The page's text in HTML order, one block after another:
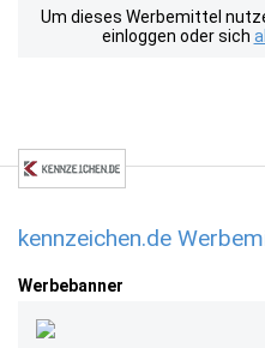
Um dieses Werbemittel
einloggen oder sich
kennzeichen.de
Werbebanner